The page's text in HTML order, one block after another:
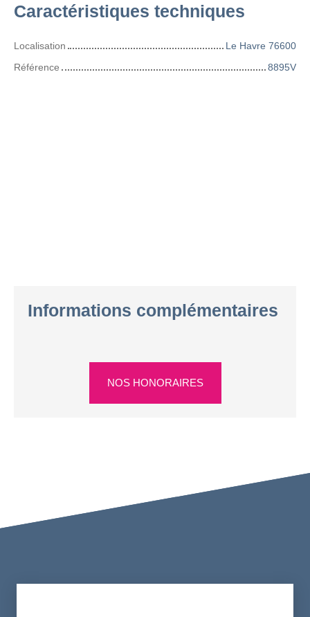
Caractéristiques techniques
Localisation
Le Havre 76600
Référence
8895V
Informations complémentaires
NOS HONORAIRES